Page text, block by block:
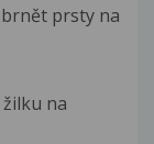
prsty na
na